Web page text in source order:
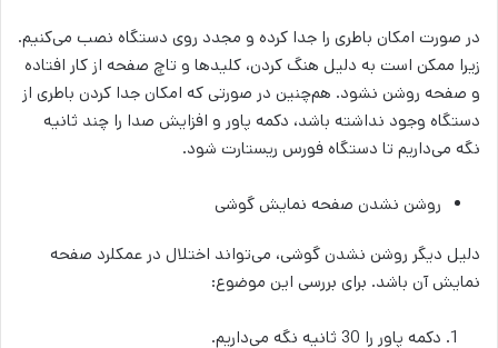
در صورت امکان باطری را جدا کرده و مجدد روی دستگاه نصب می­‌کنیم.
زیرا ممکن است به دلیل هنگ کردن، کلیدها و تاچ صفحه از کار افتاده
و صفحه روشن نشود. هم‌چنین در صورتی که امکان جدا کردن باطری از
دستگاه وجود نداشته باشد، دکمه پاور و افزایش صدا را چند ثانیه
نگه می‌داریم تا دستگاه فورس ریستارت شود.
روشن نشدن صفحه نمایش گوشی
دلیل دیگر روشن نشدن گوشی، می‌تواند اختلال در عمکلرد صفحه
نمایش آن باشد. برای بررسی این موضوع:
دکمه پاور را 30 ثانیه نگه می‌داریم.